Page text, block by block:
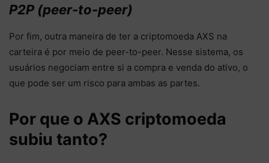
P2P (peer-to-peer)
Por fim, outra maneira de ter a criptomoeda AXS na
carteira é por meio de peer-to-peer. Nesse sistema, os
usuários negociam entre si a compra e venda do ativo, o
que pode ser um risco para ambas as partes.
Por que o AXS criptomoeda
subiu tanto?